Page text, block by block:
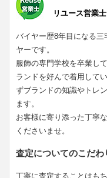
リユース営業士
バイヤー歴8年目になる
ヤーです。
服飾の専門学校を卒業し
ランドを好んで着用して
ずブランドの知識やトレ
ます。
お客様に寄り添った丁寧
くださいませ。
査定についてのこだ
丁寧に査定することはも